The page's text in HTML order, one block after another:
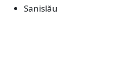
Sanislău